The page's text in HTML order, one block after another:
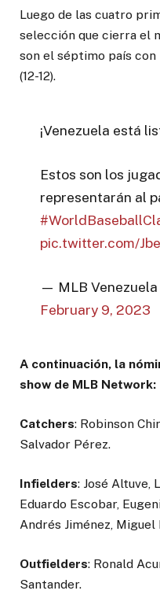
Luego de las cuatro
selección que cierra el
son el séptimo país
(12-12).
¡Venezuela está
Estos son los
representarán al
pic.twitter.com/
— MLB Venezuela
February 9, 2023
A continuación, la
show de MLB Network:
Catchers: Robinson
Salvador Pérez.
Infielders: José Altuve,
Eduardo Escobar,
Andrés Jiménez,
Outfielders: Ronald
Santander.